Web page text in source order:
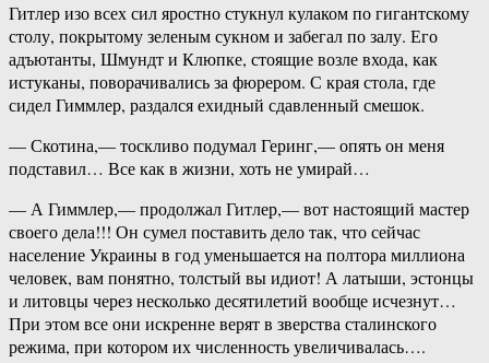
Гитлер изо всех сил яростно стукнул кулаком по гигантскому
столу, покрытому зеленым сукном и забегал по залу. Его
адъютанты, Шмундт и Клюпке, стоящие возле входа, как
истуканы, поворачивались за фюрером. С края стола, где
сидел Гиммлер, раздался ехидный сдавленный смешок.
— Скотина,— тоскливо подумал Геринг,— опять он меня
подставил… Все как в жизни, хоть не умирай…
— А Гиммлер,— продолжал Гитлер,— вот настоящий мастер
своего дела!!! Он сумел поставить дело так, что сейчас
население Украины в год уменьшается на полтора миллиона
человек, вам понятно, толстый вы идиот! А латыши, эстонцы
и литовцы через несколько десятилетий вообще исчезнут…
При этом все они искренне верят в зверства сталинского
режима, при котором их численность увеличивалась….